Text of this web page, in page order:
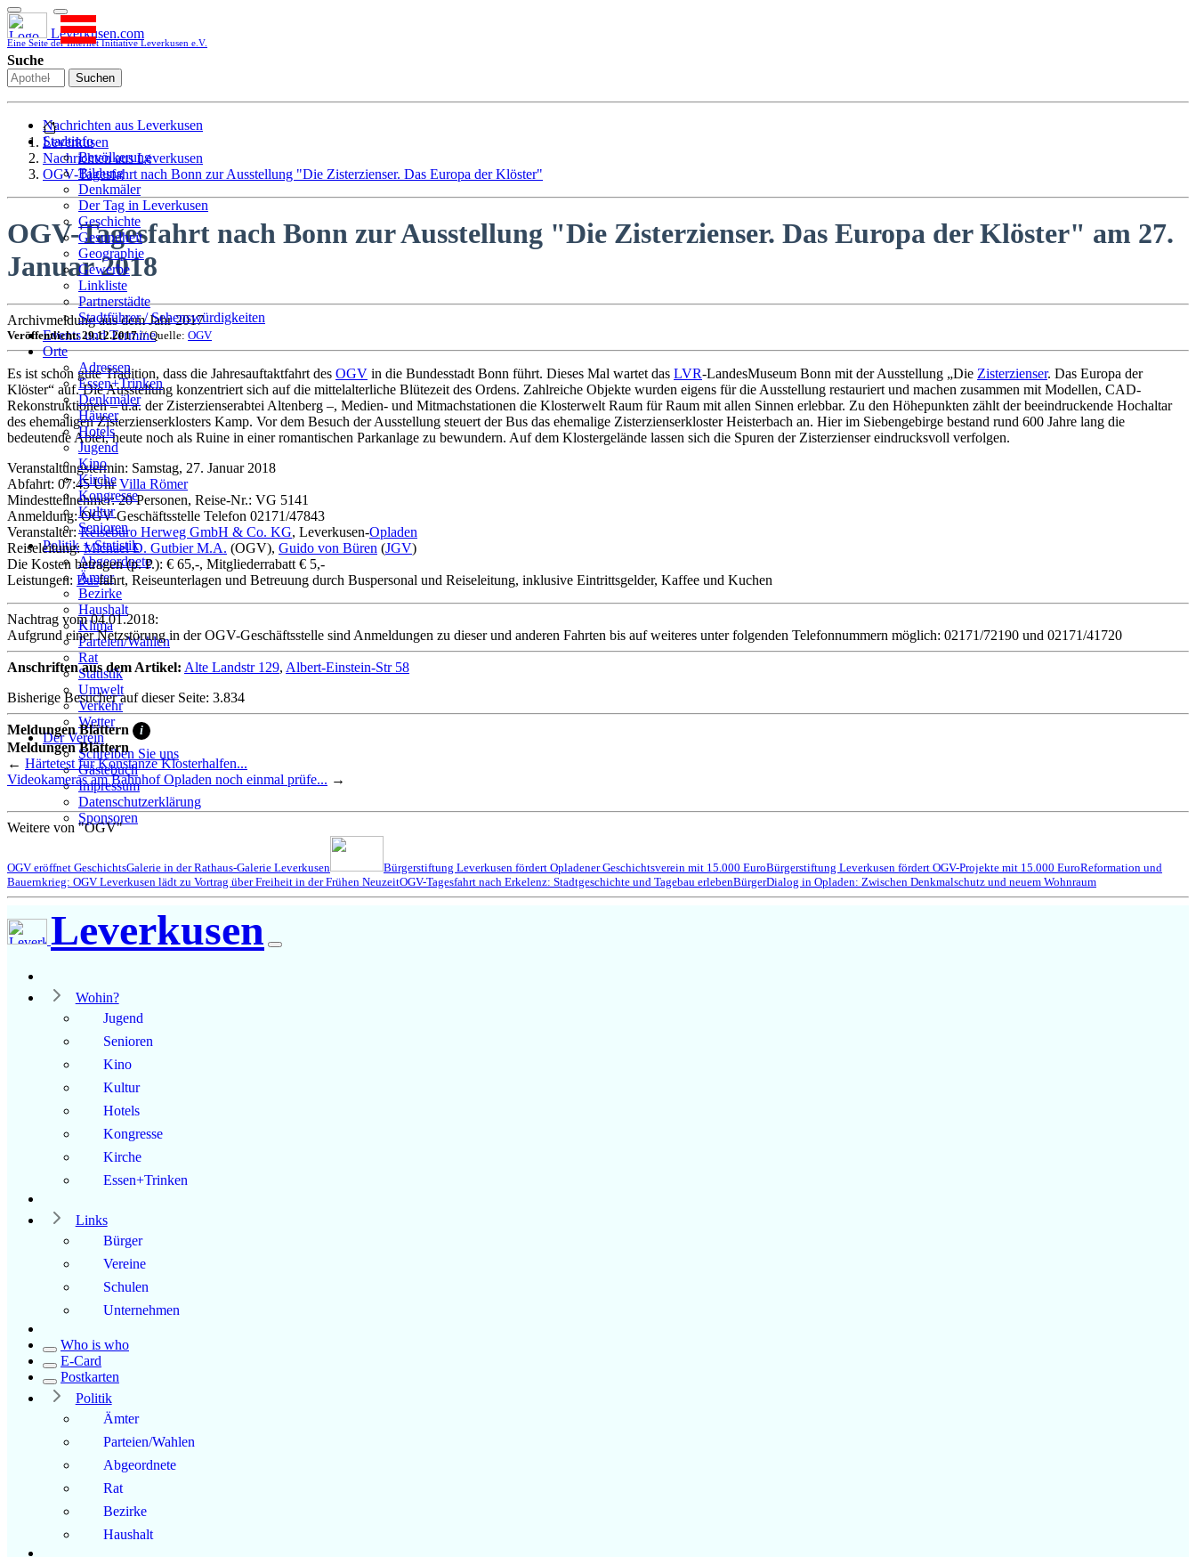
Leverkusen.com
Eine Seite der Internet Initiative Leverkusen e.V.
Suche
Suchen
Nachrichten aus Leverkusen
Stadtinfo
Bevölkerung
Bildung
Denkmäler
Der Tag in Leverkusen
Geschichte
Gesundheit
Geographie
Gewerbe
Linkliste
Partnerstädte
Stadtführer / Sehenswürdigkeiten
Stadtplan
Stadtteile
Sport
Who is who
Wohnen
Events und Termine
Orte
Adressen
Essen+Trinken
Denkmäler
Häuser
Hotels
Jugend
Kino
Kirche
Kongresse
Kultur
Senioren
Stadtführer
Straßen
Politik + Statistik
Abgeordnete
Ämter
Bezirke
Haushalt
Klima
Parteien/Wahlen
Rat
Statistik
Umwelt
Verkehr
Wetter
Der Verein
Schreiben Sie uns
Gästebuch
Impressum
Datenschutzerklärung
Sponsoren
Leverkusen
Nachrichten aus Leverkusen
OGV-Tagesfahrt nach Bonn zur Ausstellung "Die Zisterzienser. Das Europa der Klöster"
OGV-Tagesfahrt nach Bonn zur Ausstellung "Die Zisterzienser. Das Europa der Klöster" am 27.
Januar 2018
Archivmeldung aus dem Jahr 2017
Veröffentlicht: 29.12.2017// Quelle: OGV
Es ist schon gute Tradition, dass die Jahresauftaktfahrt des OGV in die Bundesstadt Bonn führt. Dieses Mal wartet das LVR-LandesMuseum Bonn mit der Ausstellung „Die Zisterzienser. Das Europa der
Klöster“ auf. Die Ausstellung konzentriert sich auf die mittelalterliche Blütezeit des Ordens. Zahlreiche Objekte wurden eigens für die Ausstellung restauriert und machen zusammen mit Modellen, CAD-
Rekonstruktionen – u.a. der Zisterzienserabtei Altenberg –, Medien- und Mitmachstationen die Klosterwelt Raum für Raum mit allen Sinnen erlebbar. Zu den Höhepunkten zählt der beeindruckende Hochaltar
des ehemaligen Zisterzienserklosters Kamp. Vor dem Besuch der Ausstellung steuert der Bus das ehemalige Zisterzienserkloster Heisterbach an. Hier im Siebengebirge bestand rund 600 Jahre lang die
bedeutende Abtei, heute noch als Ruine in einer romantischen Parkanlage zu bewundern. Auf dem Klostergelände lassen sich die Spuren der Zisterzienser eindrucksvoll verfolgen.
Veranstaltungstermin: Samstag, 27. Januar 2018
Abfahrt: 07:45 UhrVilla Römer
Mindestteilnehmer: 20 Personen, Reise-Nr.: VG 5141
Anmeldung: OGV-Geschäftsstelle Telefon 02171/47843
Veranstalter:Reisebüro Herweg GmbH & Co. KG, Leverkusen-Opladen
Reiseleitung:Michael D. Gutbier M.A. (OGV), Guido von Büren (JGV)
Die Kosten betragen (p. P.): € 65,-, Mitgliederrabatt € 5,-
Leistungen: Busfahrt, Reiseunterlagen und Betreuung durch Buspersonal und Reiseleitung, inklusive Eintrittsgelder, Kaffee und Kuchen
Nachtrag vom 04.01.2018:
Aufgrund einer Netzstörung in der OGV-Geschäftsstelle sind Anmeldungen zu dieser und anderen Fahrten bis auf weiteres unter folgenden Telefonnummern möglich: 02171/72190 und 02171/41720
Anschriften aus dem Artikel: Alte Landstr 129, Albert-Einstein-Str 58
Bisherige Besucher auf dieser Seite: 3.834
Meldungen Blättern i
Meldungen Blättern
← Härtetest für Konstanze Klosterhalfen...
Videokameras am Bahnhof Opladen noch einmal prüfe... →
Weitere von "OGV"
OGV eröffnet GeschichtsGalerie in der Rathaus-Galerie Leverkusen Bürgerstiftung Leverkusen fördert Opladener Geschichtsverein mit 15.000 EuroBürgerstiftung Leverkusen fördert OGV-Projekte mit 15.000 EuroReformation und
Bauernkrieg: OGV Leverkusen lädt zu Vortrag über Freiheit in der Frühen NeuzeitOGV-Tagesfahrt nach Erkelenz: Stadtgeschichte und Tagebau erlebenBürgerDialog in Opladen: Zwischen Denkmalschutz und neuem Wohnraum
Leverkusen
Wohin?
Jugend
Senioren
Kino
Kultur
Hotels
Kongresse
Kirche
Essen+Trinken
Links
Bürger
Vereine
Schulen
Unternehmen
Who is who
E-Card
Postkarten
Politik
Ämter
Parteien/Wahlen
Abgeordnete
Rat
Bezirke
Haushalt